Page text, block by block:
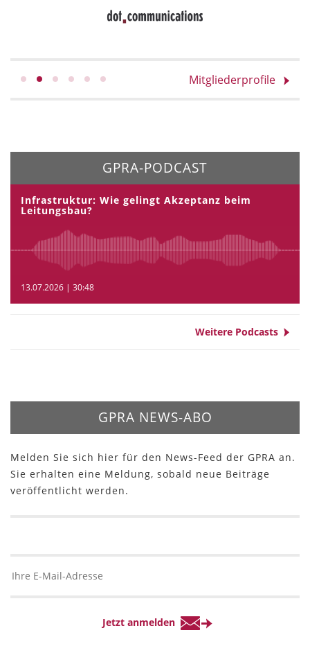
Mitgliederprofile
GPRA-PODCAST
Infrastruktur: Wie gelingt Akzeptanz beim
Leitungsbau?
13.07.2026 | 30:48
Weitere Podcasts
GPRA NEWS-ABO
Melden Sie sich hier für den News-Feed der GPRA an.
Sie erhalten eine Meldung, sobald neue Beiträge
veröffentlicht werden.